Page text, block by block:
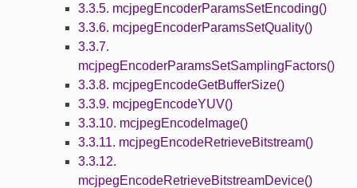
3.3.5. mcjpegEncoderParamsSetEncoding()
3.3.6. mcjpegEncoderParamsSetQuality()
3.3.7.
mcjpegEncoderParamsSetSamplingFactors()
3.3.8. mcjpegEncodeGetBufferSize()
3.3.9. mcjpegEncodeYUV()
3.3.10. mcjpegEncodeImage()
3.3.11. mcjpegEncodeRetrieveBitstream()
3.3.12.
mcjpegEncodeRetrieveBitstreamDevice()